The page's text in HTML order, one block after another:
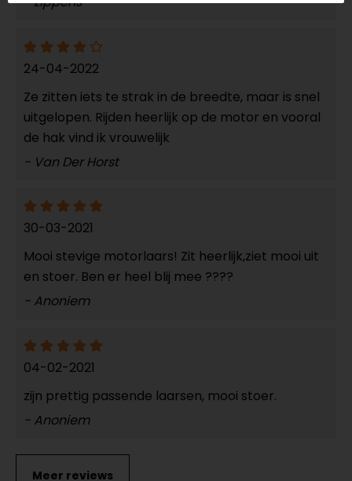
24-04-2022
Ze zitten iets te strak in de breedte, maar is snel
uitgelopen. Rijden heerlijk op de motor en vooral
de hak vind ik vrouwelijk
- Van Der Horst
30-03-2021
Mooi stevige motorlaars! Zit heerlijk,ziet mooi uit
en stoer. Ben er heel blij mee ????
- Anoniem
04-02-2021
zijn prettig passende laarsen, mooi stoer.
- Anoniem